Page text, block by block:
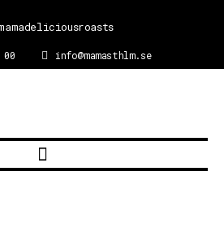
00 info@mamasthlm.se